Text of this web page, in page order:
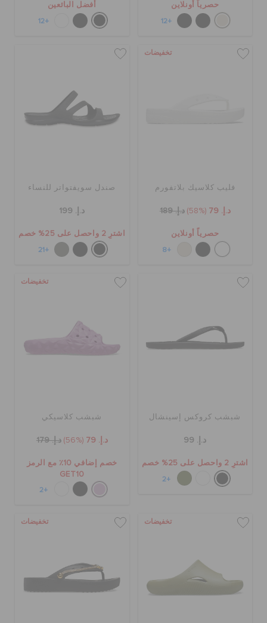
حصرياً أونلاين
+12
أفضل البائعين
+12
تخفيضات
فليب كلاسيك بلاتفورم
د.إ. 79 (58%) د.إ. 189
حصرياً أونلاين
+8
صندل سويفتواتر للنساء
د.إ. 199
اشترِ 2 واحصل على 25% خصم
+21
شبشب كروكس إسينشال
د.إ. 99
اشترِ 2 واحصل على 25% خصم
+2
تخفيضات
شبشب كلاسيكي
د.إ. 79 (56%) د.إ. 179
خصم إضافي 10٪ مع الرمز
GET10
+2
تخفيضات تخفيضات